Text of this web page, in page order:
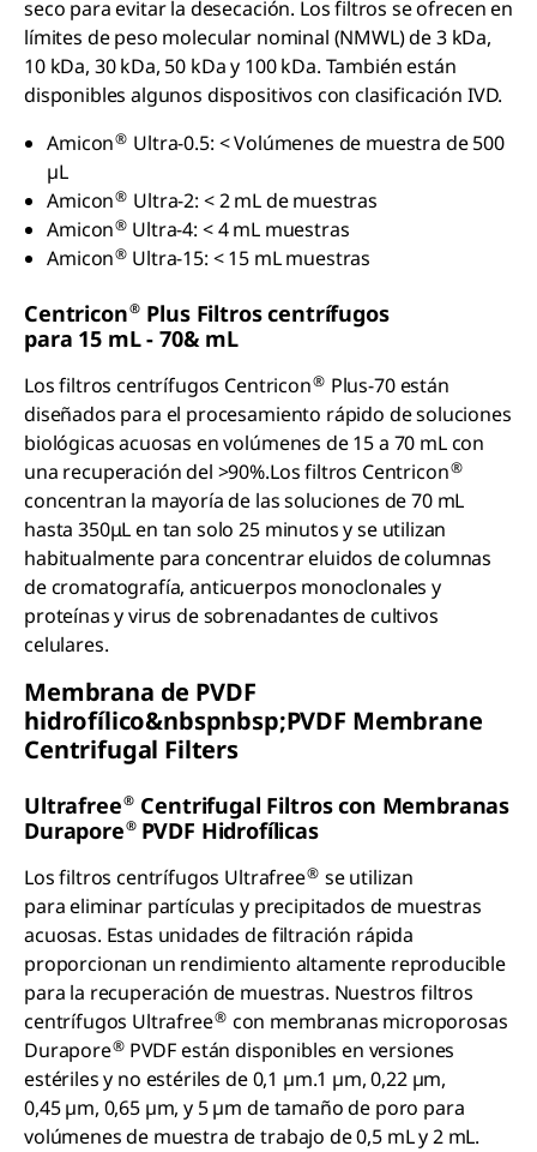
seco para evitar la desecación. Los filtros se ofrecen en
límites de peso molecular nominal (NMWL) de 3 kDa,
10 kDa, 30 kDa, 50 kDa y 100 kDa. También están
disponibles algunos dispositivos con clasificación IVD.
Amicon® Ultra-0.5: < Volúmenes de muestra de 500
µL
Amicon® Ultra-2: < 2 mL de muestras
Amicon® Ultra-4: < 4 mL muestras
Amicon® Ultra-15: < 15 mL muestras
Centricon® Plus Filtros centrífugos
para 15 mL - 70& mL
Los filtros centrífugos Centricon® Plus-70 están
diseñados para el procesamiento rápido de soluciones
biológicas acuosas en volúmenes de 15 a 70 mL con
una recuperación del >90%.Los filtros Centricon®
concentran la mayoría de las soluciones de 70 mL
hasta 350μL en tan solo 25 minutos y se utilizan
habitualmente para concentrar eluidos de columnas
de cromatografía, anticuerpos monoclonales y
proteínas y virus de sobrenadantes de cultivos
celulares.
Membrana de PVDF
hidrofílico&nbspnbsp;PVDF Membrane
Centrifugal Filters
Ultrafree® Centrifugal Filtros con Membranas
Durapore® PVDF Hidrofílicas
Los filtros centrífugos Ultrafree® se utilizan
para eliminar partículas y precipitados de muestras
acuosas. Estas unidades de filtración rápida
proporcionan un rendimiento altamente reproducible
para la recuperación de muestras. Nuestros filtros
centrífugos Ultrafree® con membranas microporosas
Durapore® PVDF están disponibles en versiones
estériles y no estériles de 0,1 µm.1 µm, 0,22 µm,
0,45 µm, 0,65 µm, y 5 µm de tamaño de poro para
volúmenes de muestra de trabajo de 0,5 mL y 2 mL.